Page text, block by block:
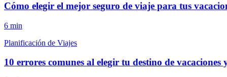
Cómo elegir el mejor seguro de viaje para tus
6 min
Planificación de Viajes
10 errores comunes al elegir tu destino de vacaciones